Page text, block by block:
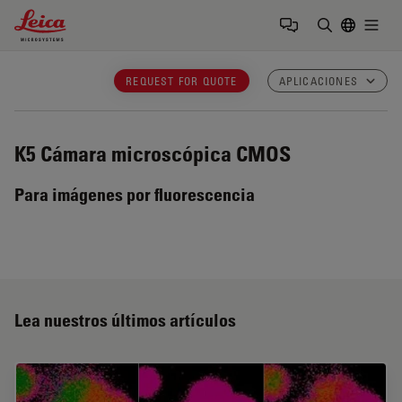
Leica Microsystems Logo
REQUEST FOR QUOTE APLICACIONES
K5 Cámara microscópica CMOS
Para imágenes por fluorescencia
Lea nuestros últimos artículos